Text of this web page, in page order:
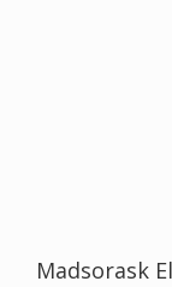
Madsorask